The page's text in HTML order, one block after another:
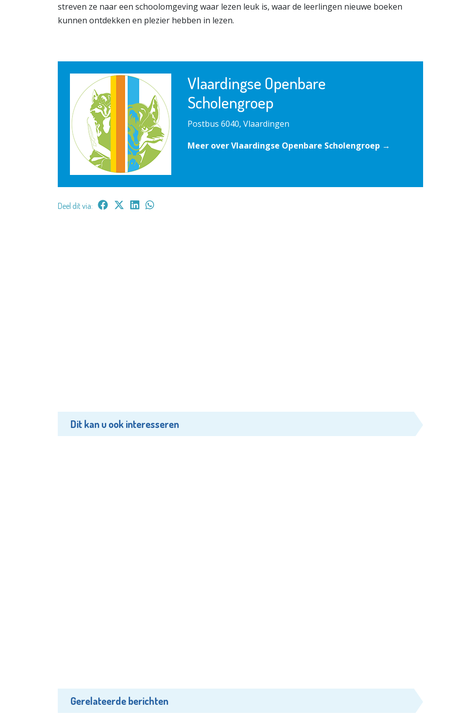
streven ze naar een schoolomgeving waar lezen leuk is, waar de leerlingen nieuwe boeken
kunnen ontdekken en plezier hebben in lezen.
Vlaardingse Openbare
Scholengroep
Postbus 6040, Vlaardingen
Meer over Vlaardingse Openbare Scholengroep →
Deel dit via:
Dit kan u ook interesseren
Gerelateerde berichten